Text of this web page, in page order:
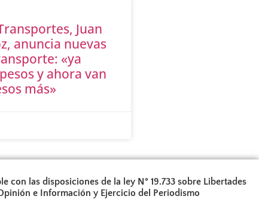
Juan
anuncia nuevas
«ya
y ahora van
más»
con las disposiciones de la ley N° 19.733 sobre Libertades
e Información y Ejercicio del Periodismo